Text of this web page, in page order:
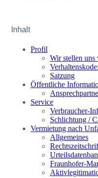
Inhalt
Profil
Wir stellen uns
Satzung
Öffentliche
Service
Verbraucher-
Schlichtung /
Vermietung nach
Allgemeines
Fraunhofer-